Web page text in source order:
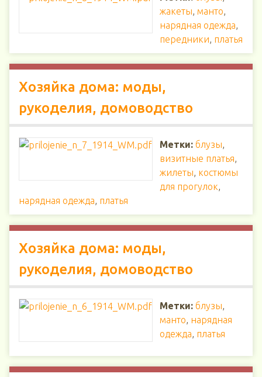
жакеты, манто,
нарядная одежда,
передники, платья
Хозяйка дома: моды,
рукоделия, домоводство
Метки: блузы,
визитные платья,
жилеты, костюмы
для прогулок,
нарядная одежда, платья
Хозяйка дома: моды,
рукоделия, домоводство
Метки: блузы,
манто, нарядная
одежда, платья